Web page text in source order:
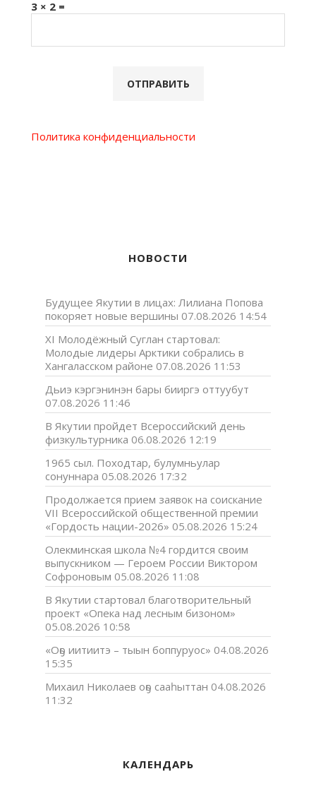
3 × 2 =
Политика конфиденциальности
НОВОСТИ
Будущее Якутии в лицах: Лилиана Попова
покоряет новые вершины 07.08.2026 14:54
XI Молодёжный Суглан стартовал:
Молодые лидеры Арктики собрались в
Хангаласском районе 07.08.2026 11:53
Дьиэ кэргэнинэн бары бииргэ оттуубут
07.08.2026 11:46
В Якутии пройдет Всероссийский день
физкультурника 06.08.2026 12:19
1965 сыл. Походтар, булумньулар
сонуннара 05.08.2026 17:32
Продолжается прием заявок на соискание
VII Всероссийской общественной премии
«Гордость нации-2026» 05.08.2026 15:24
Олекминская школа №4 гордится своим
выпускником — Героем России Виктором
Софроновым 05.08.2026 11:08
В Якутии стартовал благотворительный
проект «Опека над лесным бизоном»
05.08.2026 10:58
«Оҕо иитиитэ – тыын боппуруос» 04.08.2026
15:35
Михаил Николаев оҕо сааһыттан 04.08.2026
11:32
КАЛЕНДАРЬ